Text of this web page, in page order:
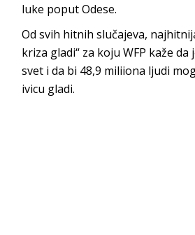
luke poput Odese.
Od svih hitnih slučajeva,
kriza gladi“ za koju WFP kaže da
svet i da bi 48,9 miliiona ljudi
ivicu gladi.